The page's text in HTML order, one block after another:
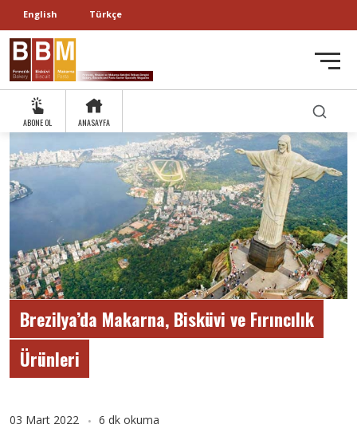
English Türkçe
ABONE OL ANASAYFA
Brezilya’da Makarna, Bisküvi ve Fırıncılık
Ürünleri
03 Mart 2022 6 dk okuma